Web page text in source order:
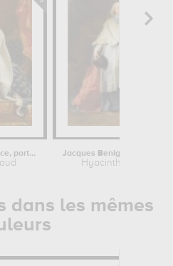
Louis XIV, roi de France, portrait en...
Hyacinthe Rigaud
dans les mêmes